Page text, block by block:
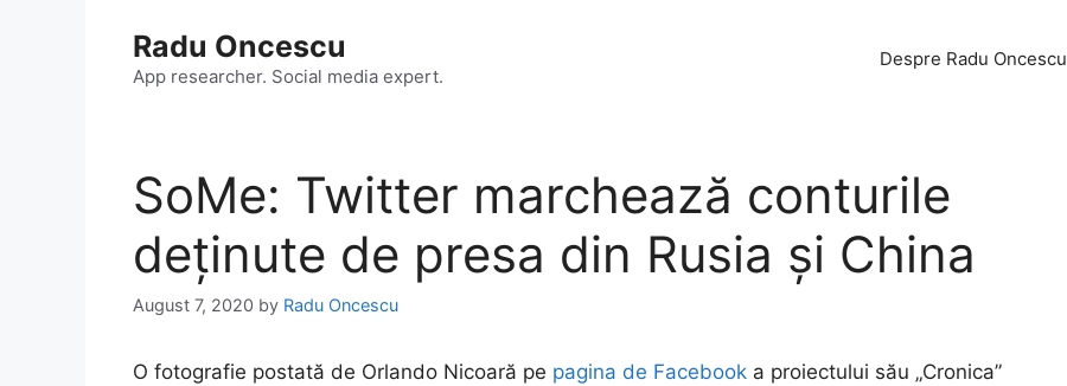
Radu Oncescu
App researcher. Social media expert.
Despre Radu Oncescu
SoMe: Twitter marchează conturile
deținute de presa din Rusia și China
August 7, 2020 by Radu Oncescu
O fotografie postată de Orlando Nicoară pe pagina de Facebook a proiectului său „Cronica”